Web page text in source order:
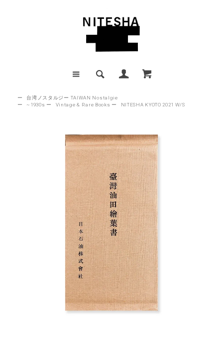
ー
台湾ノスタルジー TAIWAN Nostalgie
ー
~1930s ー Vintage & Rare Books ー NITESHA KYOTO 2021 W/S